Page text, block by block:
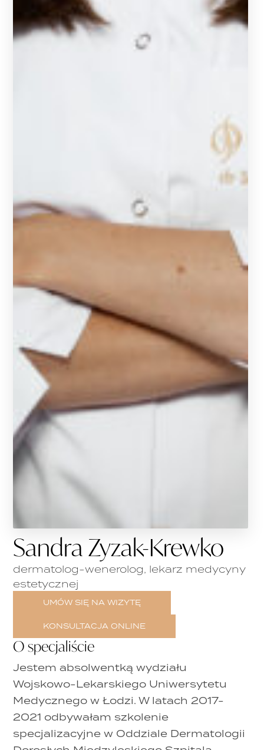
Sandra Zyzak-Krewko
dermatolog-wenerolog, lekarz medycyny
estetycznej
UMÓW SIĘ NA WIZYTĘ
KONSULTACJA ONLINE
O specjaliście
Jestem absolwentką wydziału
Wojskowo-Lekarskiego Uniwersytetu
Medycznego w Łodzi. W latach 2017-
2021 odbywałam szkolenie
specjalizacyjne w Oddziale Dermatologii